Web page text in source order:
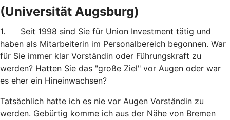
(Universität Augsburg)
1. Seit 1998 sind Sie für Union Investment tätig und
haben als Mitarbeiterin im Personalbereich begonnen. War
für Sie immer klar Vorständin oder Führungskraft zu
werden? Hatten Sie das "große Ziel" vor Augen oder war
es eher ein Hineinwachsen?
Tatsächlich hatte ich es nie vor Augen Vorständin zu
werden. Gebürtig komme ich aus der Nähe von Bremen